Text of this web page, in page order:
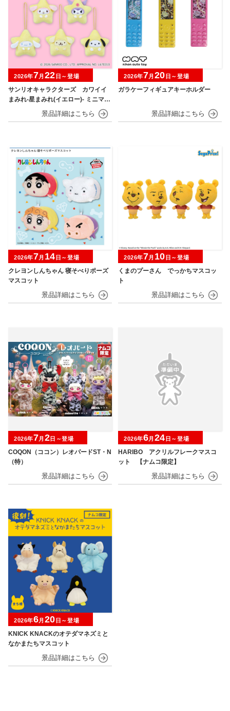
サンリオキャラクターズ カワイイ
まみれ-星まみれ(イエロー)- ミニマス
2026年7月 22 日～登場
ガラケーフィギュアキーホルダー
2026年7月 20 日～登場
クレヨンしんちゃん 寝そべりポーズ
マスコット
2026年7月 14 日～登場
くまのプーさん でっかちマスコッ
ト
2026年7月 10 日～登場
COQON（ココン）レオパードST・N
（特）
2026年7月 2 日～登場
HARIBO アクリルフレークマスコ
ット 【ナムコ限定】
2026年6月 24 日～登場
KNICK KNACKのオテダマネズミと
なかまたちマスコット
2026年6月 20 日～登場